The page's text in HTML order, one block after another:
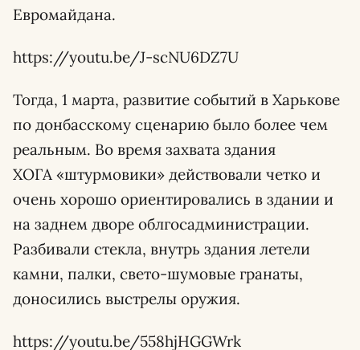
Евромайдана.
https://youtu.be/J-scNU6DZ7U
Тогда, 1 марта, развитие событий в Харькове
по донбасскому сценарию было более чем
реальным. Во время захвата здания
ХОГА «штурмовики» действовали четко и
очень хорошо ориентировались в здании и
на заднем дворе облгосадминистрации.
Разбивали стекла, внутрь здания летели
камни, палки, свето-шумовые гранаты,
доносились выстрелы оружия.
https://youtu.be/558hjHGGWrk